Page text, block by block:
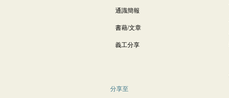
通識簡報
書藉/文章
義工分享
分享至